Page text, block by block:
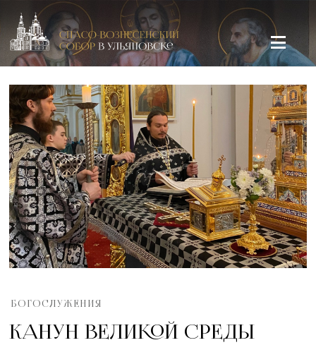
Спасо-Вознесенский кафедральный собор в Ульяновске
БОГОСЛУЖЕНИЯ
КАНУН ВЕЛИКОЙ СРЕДЫ